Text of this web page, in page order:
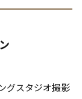
グスタジオ撮影